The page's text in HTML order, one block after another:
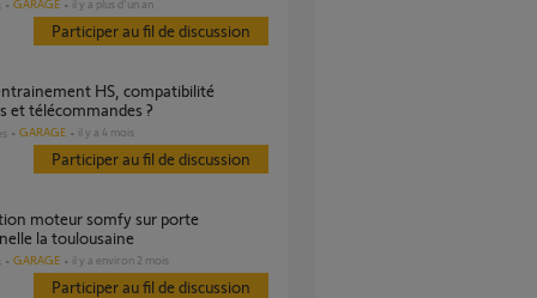
GARAGE il y a plus d'un an
Participer au fil de discussion
et télécommandes ?
GARAGE il y a 4 mois
Participer au fil de discussion
la toulousaine
GARAGE il y a environ 2 mois
Participer au fil de discussion